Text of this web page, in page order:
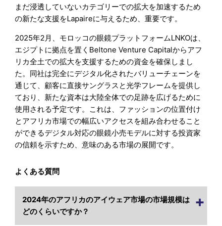
まだ浸透していないカテゴリーでの拡大を加速するため
の新たな支援をLapaireに与えるため、重要です。
2025年2月、モロッコの眼鏡プラットフォームLNKOは、
エジプトに拠点を置くBeltone Venture Capitalからアフ
リカ全土での拡大を支援するための資金を確保しまし
た。同社は完全にデジタル化されたバリューチェーンを
通じて、顧客に直接サングラスと光学フレームを提供し
ており、新たな資本は大陸全体での足跡を広げるために
使用される予定です。これは、ファッションの位置付け
とアフリカ市場での幅広いアクセスを組み合わせること
ができるデジタル対応の眼鏡小売モデルに対する投資家
の信頼を示すため、意味のある市場の展開です。
よくある質問
2024年のアフリカのアイウェア市場の市場規模は
どのくらいですか？